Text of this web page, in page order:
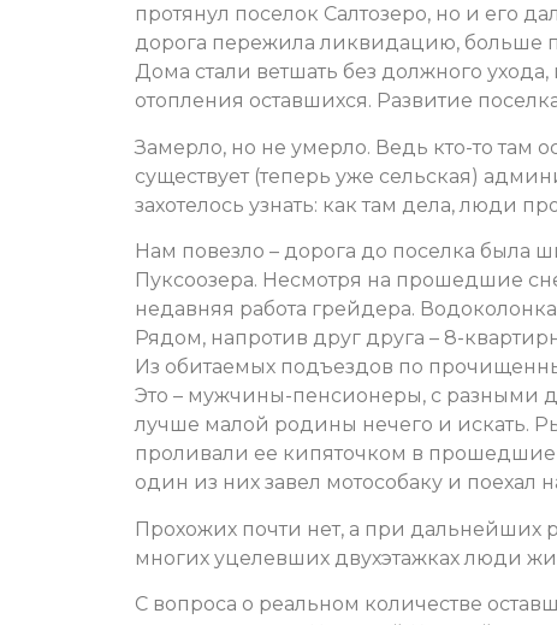
протянул поселок Салтозеро, но и его
дорога пережила ликвидацию, больше
Дома стали ветшать без должного
отопления оставшихся. Развитие
Замерло, но не умерло. Ведь кто-то там
существует (теперь уже сельская)
захотелось узнать: как там дела, люди
Нам повезло – дорога до поселка была
Пуксоозера. Несмотря на прошедшие
недавняя работа грейдера.
Рядом, напротив друг друга – 8-
Из обитаемых подъездов по
Это – мужчины-пенсионеры, с разными
лучше малой родины нечего и искать.
проливали ее кипяточком в
один из них завел мотособаку и
Прохожих почти нет, а при дальнейших
многих уцелевших двухэтажках люди
С вопроса о реальном количестве